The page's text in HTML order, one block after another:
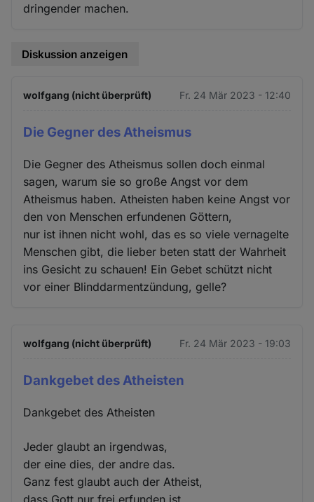
dringender machen.
Diskussion anzeigen
wolfgang (nicht überprüft) Fr. 24 Mär 2023 - 12:40
Die Gegner des Atheismus
Die Gegner des Atheismus sollen doch einmal
sagen, warum sie so große Angst vor dem
Atheismus haben. Atheisten haben keine Angst vor
den von Menschen erfundenen Göttern,
nur ist ihnen nicht wohl, das es so viele vernagelte
Menschen gibt, die lieber beten statt der Wahrheit
ins Gesicht zu schauen! Ein Gebet schützt nicht
vor einer Blinddarmentzündung, gelle?
wolfgang (nicht überprüft) Fr. 24 Mär 2023 - 19:03
Dankgebet des Atheisten
Dankgebet des Atheisten
Jeder glaubt an irgendwas,
der eine dies, der andre das.
Ganz fest glaubt auch der Atheist,
dass Gott nur frei erfunden ist.